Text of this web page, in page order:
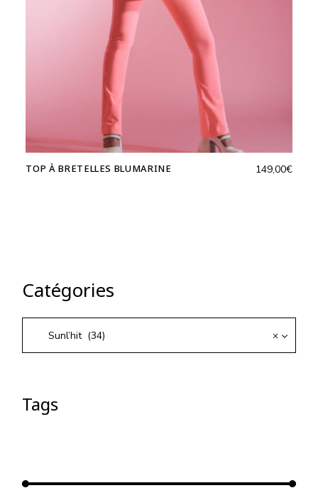
TOP À BRETELLES BLUMARINE 149,00€
Catégories
×
Sunl’hit (34)
Tags